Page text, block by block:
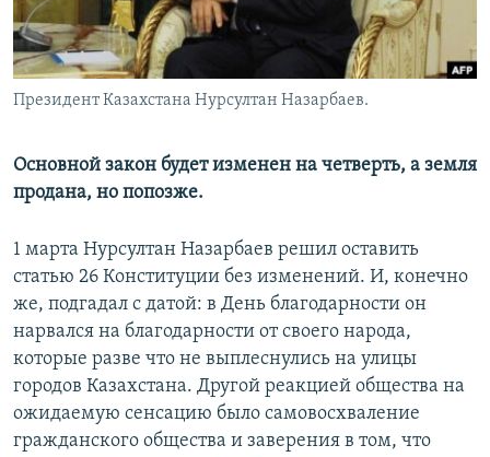
Президент Казахстана Нурсултан Назарбаев.
Основной закон будет изменен на четверть, а земля
продана, но попозже.
1 марта Нурсултан Назарбаев решил оставить
статью 26 Конституции без изменений. И, конечно
же, подгадал с датой: в День благодарности он
нарвался на благодарности от своего народа,
которые разве что не выплеснулись на улицы
городов Казахстана. Другой реакцией общества на
ожидаемую сенсацию было самовосхваление
гражданского общества и заверения в том, что